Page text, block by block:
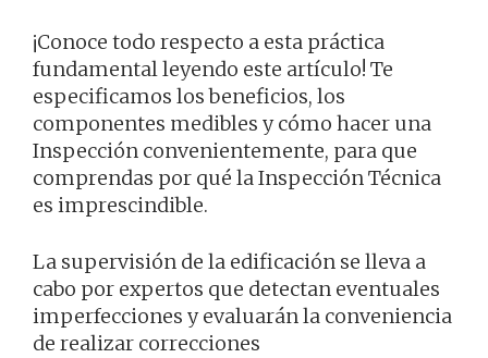
¡Conoce todo respecto a esta práctica
fundamental leyendo este artículo! Te
especificamos los beneficios, los
componentes medibles y cómo hacer una
Inspección convenientemente, para que
comprendas por qué la Inspección Técnica
es imprescindible.
La supervisión de la edificación se lleva a
cabo por expertos que detectan eventuales
imperfecciones y evaluarán la conveniencia
de realizar correcciones